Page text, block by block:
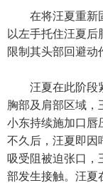
在将汪夏重新固
以左手托住汪夏后
限制其头部回避动
汪夏在此阶段紧
胸部及肩部区域，
小东持续施加口唇
不久后，汪夏即因
吸受阻被迫张口，
部发生接触。汪夏